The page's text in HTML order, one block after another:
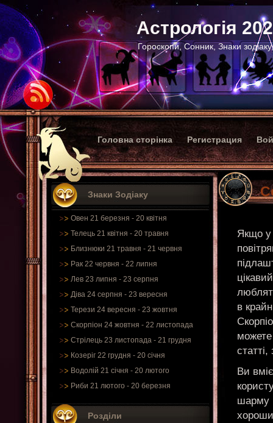
Астрологія
Гороскопи, Сонник, Знаки
Головна сторінка Регистрация
Знаки Зодіаку
Овен 21 березня - 20 квітня
Телець 21 квітня - 20 травня
Близнюки 21 травня - 21 червня
Рак 22 червня - 22 липня
Лев 23 липня - 23 серпня
Діва 24 серпня - 23 вересня
Терези 24 вересня - 23 жовтня
Скорпіон 24 жовтня - 22 листопада
Стрілець 23 листопада - 21 грудня
Козеріг 22 грудня - 20 січня
Водолій 21 січня - 20 лютого
Риби 21 лютого - 20 березня
Розділи
Якщо у
в
можете
Ви
шарму